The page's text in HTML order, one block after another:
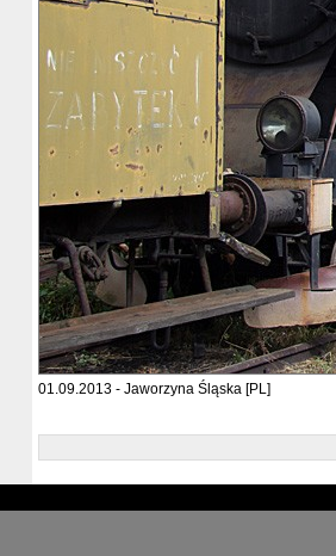
01.09.2013 - Jaworzyna Śląska [PL]